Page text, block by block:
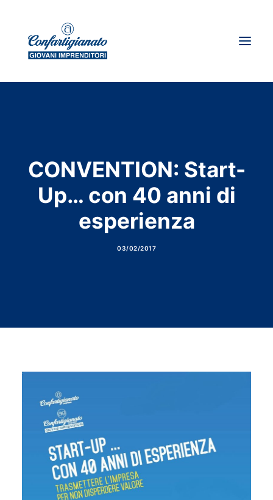
Storie d’impresa
I giovani su spirito artigiano
CONVENTION: Start-
Up… con 40 anni di
esperienza
03/02/2017